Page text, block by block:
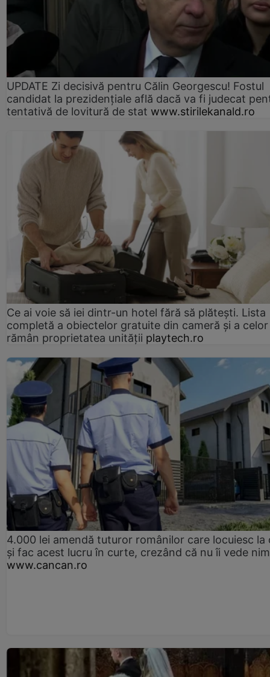
UPDATE Zi decisivă pentru Călin Georgescu! Fostul
candidat la prezidențiale află dacă va fi judecat
tentativă de lovitură de stat www.stirilekanald.ro
Ce ai voie să iei dintr-un hotel fără să plătești. Lista
completă a obiectelor gratuite din cameră și a
rămân proprietatea unității playtech.ro
4.000 lei amendă tuturor românilor care locuiesc la
și fac acest lucru în curte, crezând că nu îi vede
www.cancan.ro